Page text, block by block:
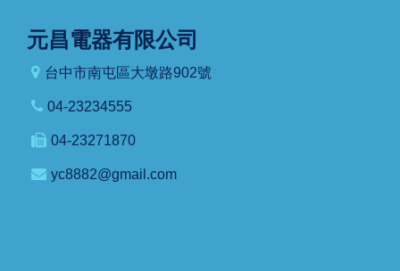
元昌電器有限公司
台中市南屯區大墩路902號
04-23234555
04-23271870
yc8882@gmail.com